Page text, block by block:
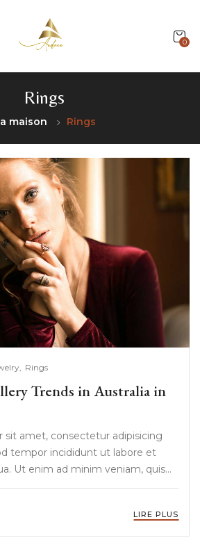
0
Rings
maison Rings
Rings
Trends in Australia in
sit amet, consectetur adipisicing
tempor incididunt ut labore et
Ut enim ad minim veniam, quis
ullamco laboris nisi ut aliquip ex ea
LIRE PLUS